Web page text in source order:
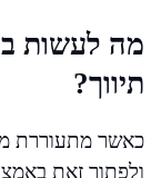
מה לעשות
תיווך?
כאשר מתעוררת
ולפתור זאת